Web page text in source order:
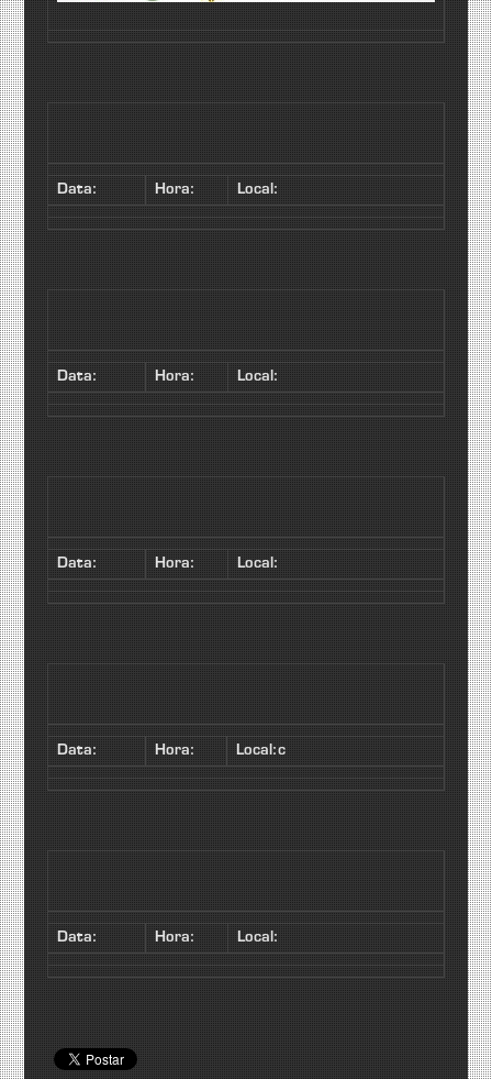
Data: Hora: Local:
Data: Hora: Local:
Data: Hora: Local:
Data: Hora: Local:c
Data: Hora: Local: